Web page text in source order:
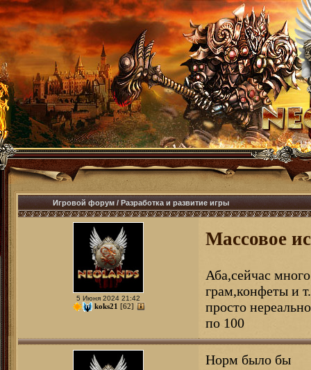
Игровой форум/Разработка и развитие игры
5 Июня 2024 21:42
koks21 [62]
Массовое
Аба,сейчас
грам,конфеты и
просто
по 100
Норм было бы